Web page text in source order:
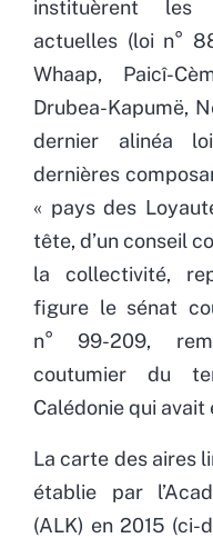
instituèrent les
actuelles (loi n°
Whaap, Paicî-
Drubea-Kapumë,
dernier alinéa
dernières
« pays des
tête, d’un conseil
la collectivité,
figure le sénat
n° 99-209,
coutumier du
Calédonie qui avait
La carte des aires
établie par
(ALK) en 2015 (ci-